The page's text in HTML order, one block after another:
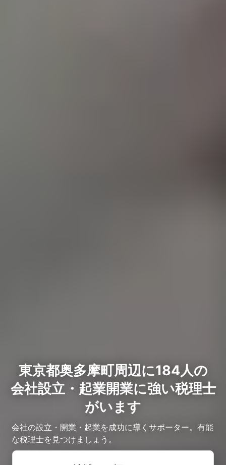
東京都奥多摩町周辺に184人の
会社設立・起業開業に強い税理士
がいます
会社の設立・開業・起業を成功に導くサポーター。有能
な税理士を見つけましょう。